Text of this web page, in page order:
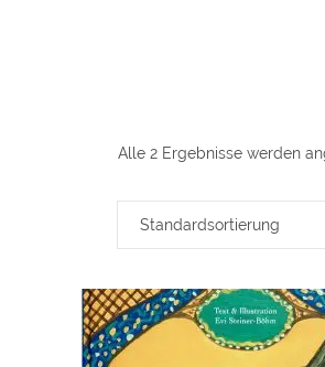
Alle 2 Ergebnisse werden
Standardsortierung